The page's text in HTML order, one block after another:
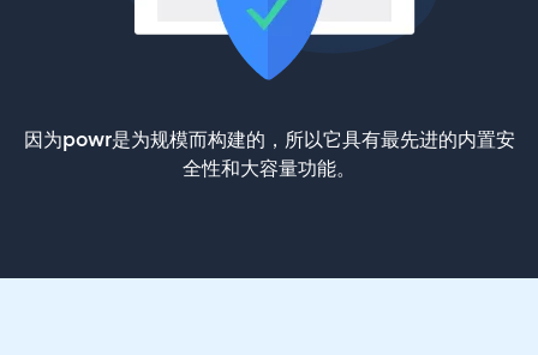
因为powr是为规模而构建的，所以它具有最先进的内置安
全性和大容量功能。